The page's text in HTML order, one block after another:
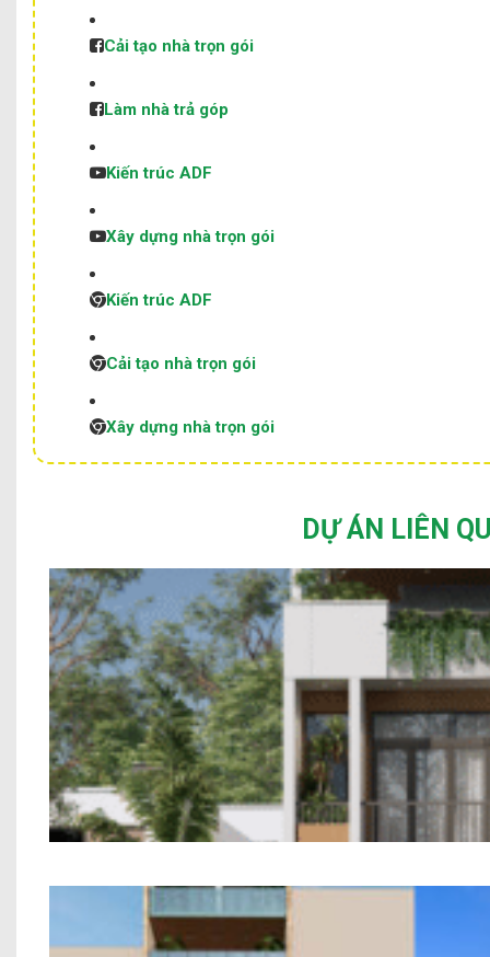
Cải tạo nhà trọn gói
Làm nhà trả góp
Kiến trúc ADF
Xây dựng nhà trọn gói
Kiến trúc ADF
Cải tạo nhà trọn gói
Xây dựng nhà trọn gói
DỰ ÁN LIÊN
Mẫu Nhà Phố 2 Tầng